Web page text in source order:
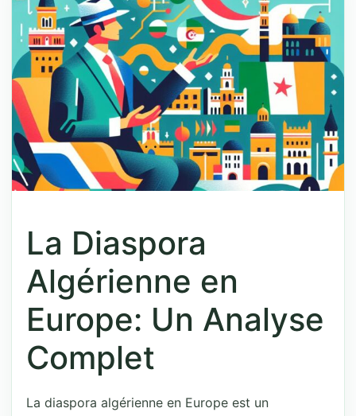
La Diaspora
Algérienne en
Europe: Un Analyse
Complet
La diaspora algérienne en Europe est un